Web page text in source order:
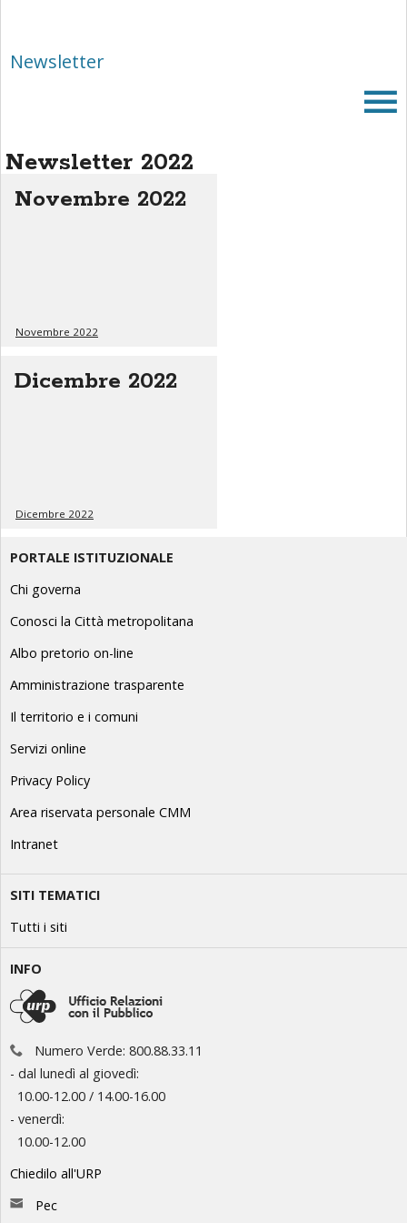
al
Newsletter
Newsletter 2022
Novembre 2022
Novembre 2022
Dicembre 2022
Dicembre 2022
PORTALE ISTITUZIONALE
Chi governa
Conosci la Città metropolitana
Albo pretorio on-line
Amministrazione trasparente
Il territorio e i comuni
Servizi online
Privacy Policy
Area riservata personale CMM
Intranet
SITI TEMATICI
Tutti i siti
INFO
Numero Verde: 800.88.33.11
- dal lunedì al giovedì:
10.00-12.00 / 14.00-16.00
- venerdì:
10.00-12.00
Chiedilo all'URP
Pec